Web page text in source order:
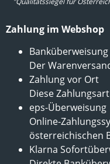
Zahlung im Webshop
Banküberweisung
Der
Zahlung vor Ort
Diese
eps-Überweisung
Online-
österreichischen
Klarna